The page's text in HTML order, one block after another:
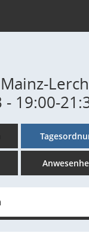
- 19:00-